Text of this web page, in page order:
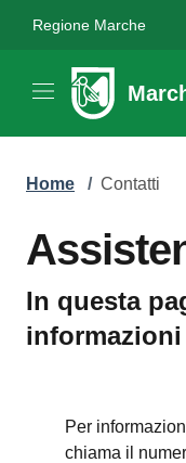
Regione Marche
Home / Contatti
In questa
Per
chiama il